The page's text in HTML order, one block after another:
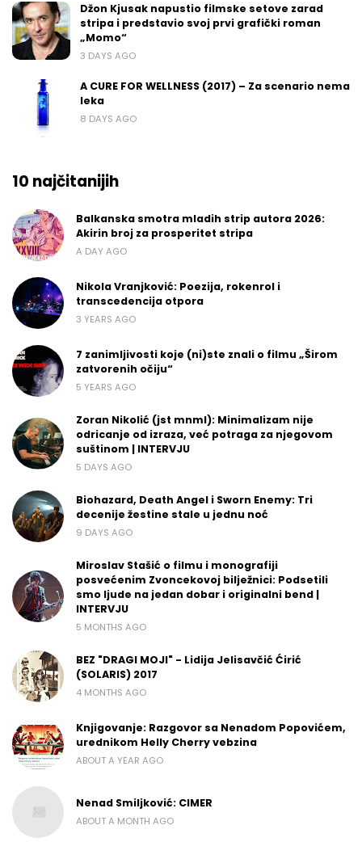
Džon Kjusak napustio filmske setove zarad
stripa i predstavio svoj prvi grafički roman
„Momo“
3 DAYS AGO
A CURE FOR WELLNESS (2017) – Za scenario nema
leka
8 DAYS AGO
10 najčitanijih
Balkanska smotra mladih strip autora 2026:
Akirin broj za prosperitet stripa
A DAY AGO
Nikola Vranjković: Poezija, rokenrol i
transcedencija otpora
3 YEARS AGO
7 zanimljivosti koje (ni)ste znali o filmu „Širom
zatvorenih očiju“
5 YEARS AGO
Zoran Nikolić (jst mnml): Minimalizam nije
odricanje od izraza, već potraga za njegovom
suštinom | INTERVJU
5 DAYS AGO
Biohazard, Death Angel i Sworn Enemy: Tri
decenije žestine stale u jednu noć
9 DAYS AGO
Miroslav Stašić o filmu i monografiji
posvećenim Zvoncekovoj bilježnici: Podsetili
smo ljude na jedan dobar i originalni bend |
INTERVJU
5 MONTHS AGO
BEZ "DRAGI MOJI" - Lidija Jelisavčić Ćirić
(SOLARIS) 2017
4 MONTHS AGO
Knjigovanje: Razgovor sa Nenadom Popovićem,
urednikom Helly Cherry vebzina
ABOUT A YEAR AGO
Nenad Smiljković: CIMER
ABOUT A MONTH AGO